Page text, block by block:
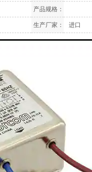
产品规格：
生产厂家：
进口